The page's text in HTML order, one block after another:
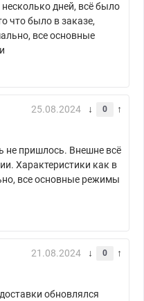
дней, всё было
что было в заказе,
все основные
25.08.2024 0
не пришлось. Внешне всё
Характеристики как в
все основные режимы
21.08.2024 0
обновлялся